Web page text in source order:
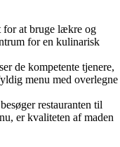
for at bruge lækre og
for en kulinarisk
de kompetente tjenere,
menu med overlegne
restauranten til
er kvaliteten af maden